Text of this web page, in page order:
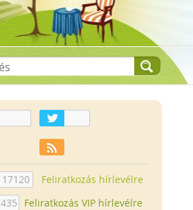
17120
Feliratkozás hírlevélre
435
Feliratkozás VIP hírlevélre